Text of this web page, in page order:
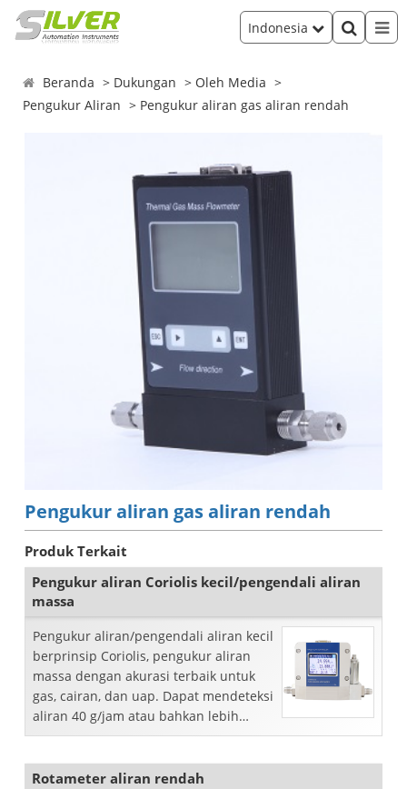
Indonesia
Beranda Dukungan
Oleh Media
Pengukur Aliran
Pengukur aliran gas aliran rendah
Pengukur aliran gas aliran rendah
Produk Terkait
Pengukur aliran Coriolis kecil/pengendali aliran
massa
Pengukur aliran/pengendali aliran kecil
berprinsip Coriolis, pengukur aliran
massa dengan akurasi terbaik untuk
gas, cairan, dan uap. Dapat mendeteksi
aliran 40 g/jam atau bahkan lebih
rendah.
Rotameter aliran rendah